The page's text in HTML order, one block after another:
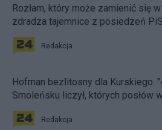
Rozłam, który może zamienić się
zdradza tajemnice z posiedzeń PiS
Redakcja
Hofman bezlitosny dla Kurskiego.
Smoleńsku liczył, których posłów
Redakcja